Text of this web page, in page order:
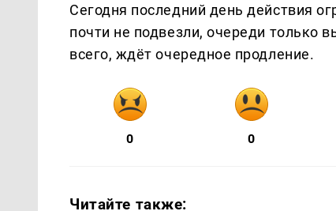
Сегодня последний день действия
почти не подвезли, очереди только
всего, ждёт очередное продление.
0 0
Читайте также: